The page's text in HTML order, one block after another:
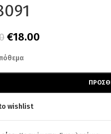
€18.00
wishlist